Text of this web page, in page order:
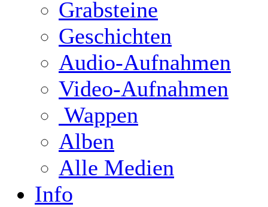
Grabsteine
Geschichten
Audio-Aufnahmen
Video-Aufnahmen
Wappen
Alben
Alle Medien
Info